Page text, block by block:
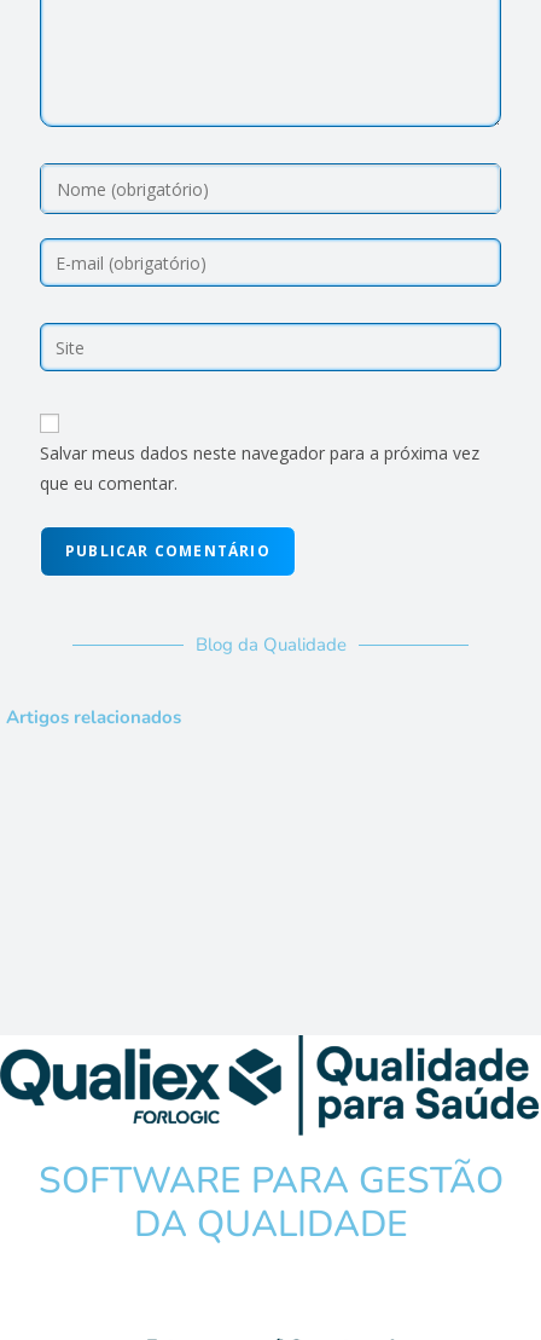
Salvar meus dados neste navegador para a próxima vez
que eu comentar.
Blog da Qualidade
Artigos relacionados
SOFTWARE PARA GESTÃO
DA QUALIDADE